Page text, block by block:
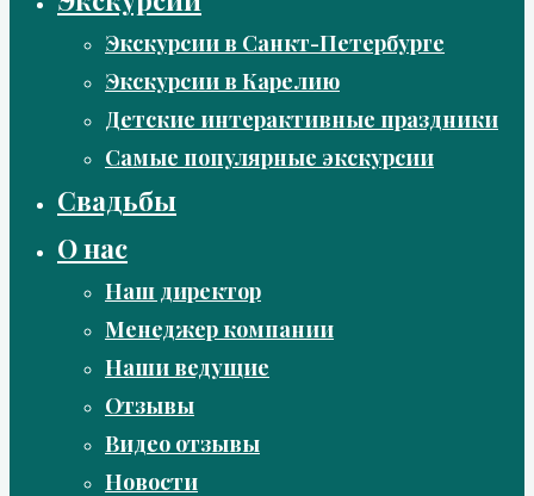
Экскурсии в Санкт-Петербурге
Экскурсии в Карелию
Детские интерактивные праздники
Самые популярные экскурсии
Свадьбы
О нас
Наш директор
Менеджер компании
Наши ведущие
Отзывы
Видео отзывы
Новости